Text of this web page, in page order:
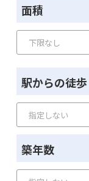
面積
駅からの徒歩
築年数